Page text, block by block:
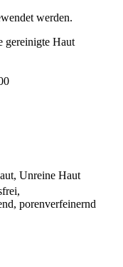
werden.
gereinigte Haut
Unreine Haut
porenverfeinernd